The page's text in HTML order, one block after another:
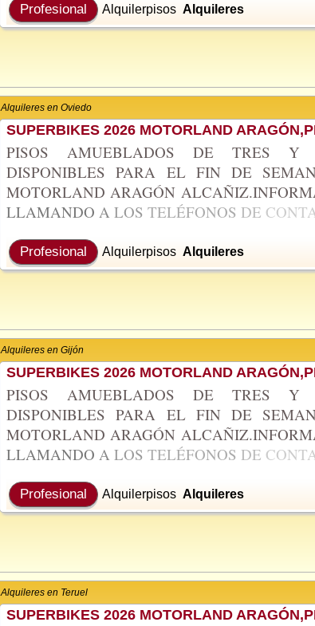
Profesional Alquilerpisos Alquileres
Alquileres en Oviedo
SUPERBIKES 2026 MOTORLAND
PISOS AMUEBLADOS DE TRES Y
DISPONIBLES PARA EL FIN DE
MOTORLAND ARAGÓN
LLAMANDO A LOS TELÉFONOS DE
Profesional Alquilerpisos Alquileres
Alquileres en Gijón
SUPERBIKES 2026 MOTORLAND
PISOS AMUEBLADOS DE TRES Y
DISPONIBLES PARA EL FIN DE
MOTORLAND ARAGÓN
LLAMANDO A LOS TELÉFONOS DE
Profesional Alquilerpisos Alquileres
Alquileres en Teruel
SUPERBIKES 2026 MOTORLAND